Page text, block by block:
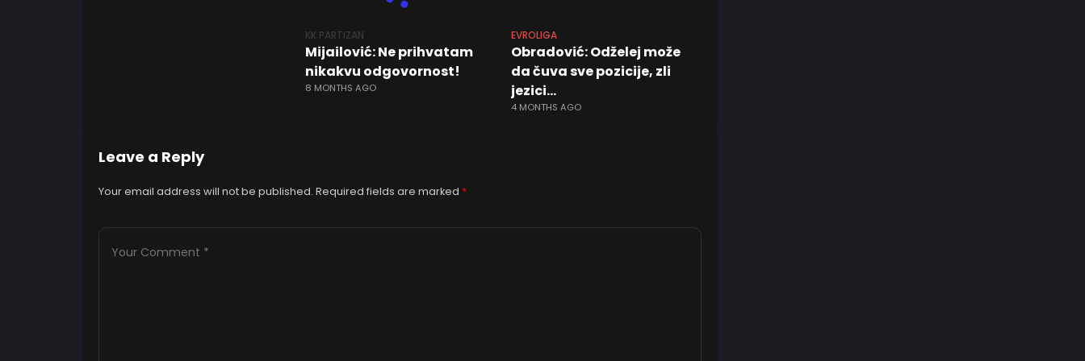
KK PARTIZAN
Mijailović: Ne prihvatam
nikakvu odgovornost!
8 MONTHS AGO
EVROLIGA
Obradović: Odželej može
da čuva sve pozicije, zli
jezici…
4 MONTHS AGO
Leave a Reply
Your email address will not be published. Required fields are marked *